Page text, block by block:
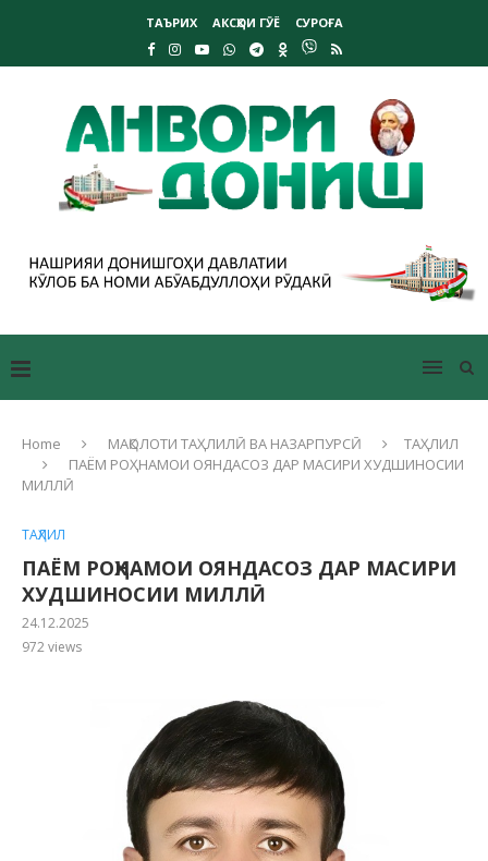
ТАЪРИХ АКСҲОИ ГӮЁ СУРОҒА
Home МАҚОЛОТИ ТАҲЛИЛӢ ВА НАЗАРПУРСӢ
ТАҲЛИЛ
ПАЁМ РОҲНАМОИ ОЯНДАСОЗ ДАР МАСИРИ ХУДШИНОСИИ
МИЛЛӢ
ТАҲЛИЛ
ПАЁМ РОҲНАМОИ ОЯНДАСОЗ ДАР МАСИРИ
ХУДШИНОСИИ МИЛЛӢ
24.12.2025
972views